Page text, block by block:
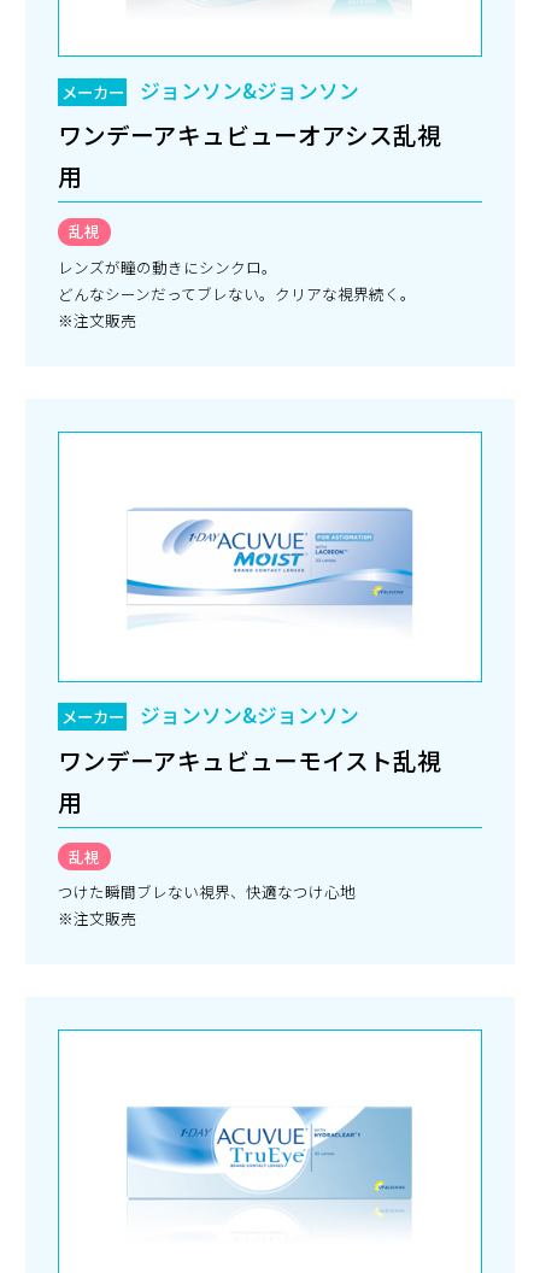
メーカー ジョンソン&ジョンソン
ワンデーアキュビューオアシス乱視
用
乱視
レンズが瞳の動きにシンクロ。
どんなシーンだってブレない。クリアな視界続く。
※注文販売
メーカー ジョンソン&ジョンソン
ワンデーアキュビューモイスト乱視
用
乱視
つけた瞬間ブレない視界、快適なつけ心地
※注文販売